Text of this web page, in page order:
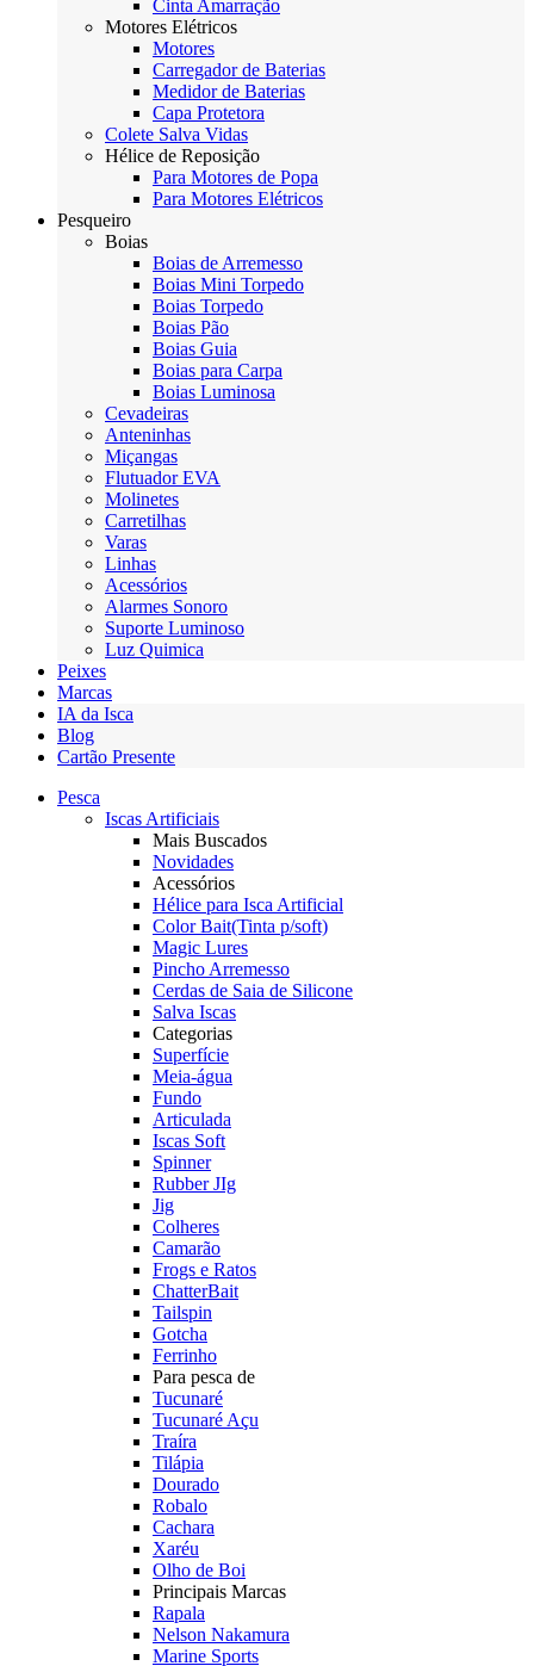
Cinta Amarração
Motores Elétricos
Motores
Carregador de Baterias
Medidor de Baterias
Capa Protetora
Colete Salva Vidas
Hélice de Reposição
Para Motores de Popa
Para Motores Elétricos
Pesqueiro
Boias
Boias de Arremesso
Boias Mini Torpedo
Boias Torpedo
Boias Pão
Boias Guia
Boias para Carpa
Boias Luminosa
Cevadeiras
Anteninhas
Miçangas
Flutuador EVA
Molinetes
Carretilhas
Varas
Linhas
Acessórios
Alarmes Sonoro
Suporte Luminoso
Luz Quimica
Peixes
Marcas
IA da Isca
Blog
Cartão Presente
Pesca
Iscas Artificiais
Mais Buscados
Novidades
Acessórios
Hélice para Isca Artificial
Color Bait(Tinta p/soft)
Magic Lures
Pincho Arremesso
Cerdas de Saia de Silicone
Salva Iscas
Categorias
Superfície
Meia-água
Fundo
Articulada
Iscas Soft
Spinner
Rubber JIg
Jig
Colheres
Camarão
Frogs e Ratos
ChatterBait
Tailspin
Gotcha
Ferrinho
Para pesca de
Tucunaré
Tucunaré Açu
Traíra
Tilápia
Dourado
Robalo
Cachara
Xaréu
Olho de Boi
Principais Marcas
Rapala
Nelson Nakamura
Marine Sports